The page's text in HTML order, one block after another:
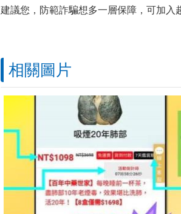
建議您，防範詐騙想多一層保障，可加入
相關圖片